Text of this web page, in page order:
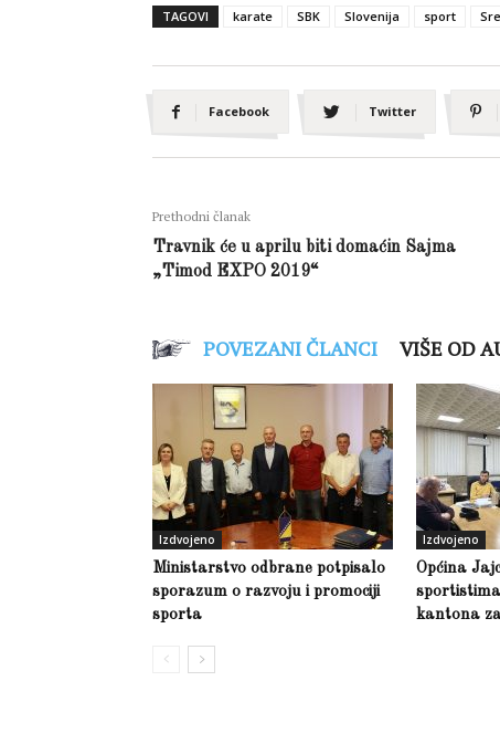
TAGOVI karate SBK Slovenija sport
Facebook Twitter
Prethodni članak
Travnik će u aprilu biti domaćin Sajma
„Timod EXPO 2019“
POVEZANI ČLANCI VIŠE OD
Izdvojeno
Ministarstvo odbrane potpisalo
sporazum o razvoju i promociji
sporta
Izdvojeno
Općina
kantona